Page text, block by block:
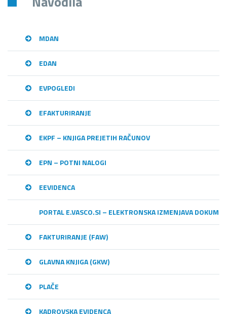
MDAN
EDAN
EVPOGLEDI
EFAKTURIRANJE
EKPF – KNJIGA PREJETIH RAČUNOV
EPN – POTNI NALOGI
EEVIDENCA
PORTAL E.VASCO.SI – ELEKTRONSKA IZMENJAVA
FAKTURIRANJE (FAW)
GLAVNA KNJIGA (GKW)
PLAČE
KADROVSKA EVIDENCA